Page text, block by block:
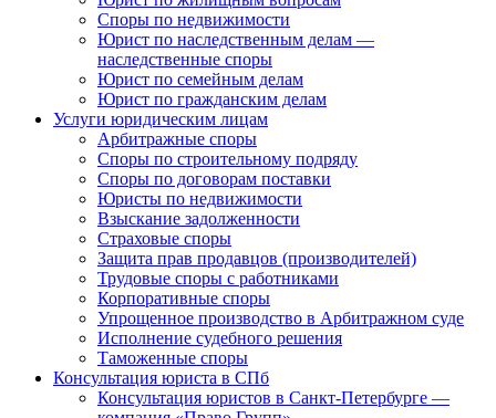
Споры по недвижимости
Юрист по наследственным делам —
наследственные споры
Юрист по семейным делам
Юрист по гражданским делам
Услуги юридическим лицам
Арбитражные споры
Споры по строительному подряду
Споры по договорам поставки
Юристы по недвижимости
Взыскание задолженности
Страховые споры
Защита прав продавцов (производителей)
Трудовые споры с работниками
Корпоративные споры
Упрощенное производство в Арбитражном суде
Исполнение судебного решения
Таможенные споры
Консультация юриста в СПб
Консультация юристов в Санкт-Петербурге —